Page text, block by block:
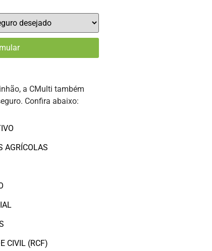
a CMulti também
Confira abaixo:
AGRÍCOLAS
CIVIL (RCF)